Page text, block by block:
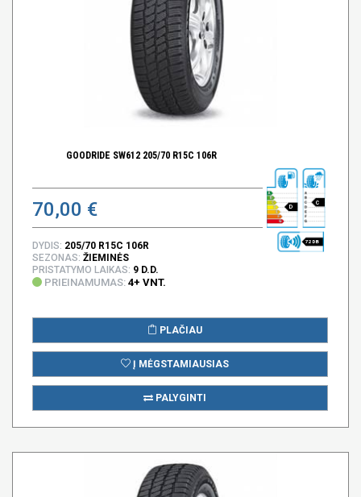
GOODRIDE SW612 205/70 R15C 106R
70,00 € D
C
72 DB
DYDIS: 205/70 R15C 106R
SEZONAS: ŽIEMINĖS
PRISTATYMO LAIKAS: 9 D.D.
PRIEINAMUMAS: 4+ VNT.
PLAČIAU
Į MĖGSTAMIAUSIAS
PALYGINTI